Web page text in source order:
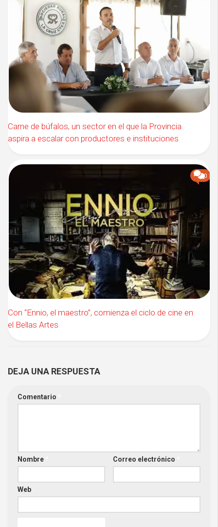
Carne de búfalos, un sector en el que la Provincia
aspira a escalar con productores e instituciones
0
Con “Ennio, el maestro”, comienza el ciclo de cine en
el Bellas Artes
DEJA UNA RESPUESTA
Comentario
Nombre Correo electrónico
Web